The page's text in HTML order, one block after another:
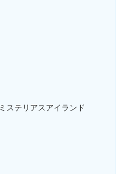
ステリアスアイランド